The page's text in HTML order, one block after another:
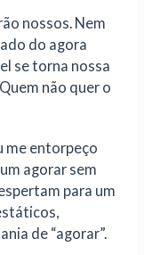
nossos. Nem
do agora
se torna nossa
não quer o
me entorpeço
agorar sem
para um
de “agorar”.